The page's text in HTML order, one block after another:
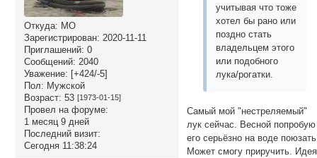
Откуда: МО
Зарегистрирован: 2020-11-11
Приглашений: 0
Сообщений: 2040
Уважение: [+424/-5]
Пол: Мужской
Возраст: 53 [1973-01-15]
Провел на форуме:
1 месяц 9 дней
Последний визит:
Сегодня 11:38:24
учитывая что тоже
хотел бы рано или
поздно стать
владельцем этого
или подобного
лука/рогатки.
Самый мой "нестреляемый"
лук сейчас. Весной попробую
его серьёзно на воде
Может смогу приручить. Идея